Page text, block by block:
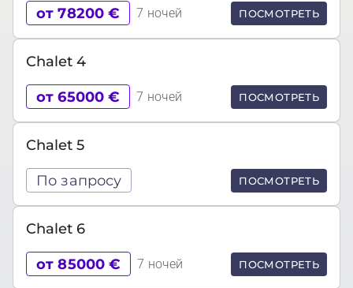
от 78200 € 7 ночей ПОСМОТРЕТЬ
Chalet 4
от 65000 € 7 ночей ПОСМОТРЕТЬ
Chalet 5
По запросу ПОСМОТРЕТЬ
Chalet 6
от 85000 € 7 ночей ПОСМОТРЕТЬ